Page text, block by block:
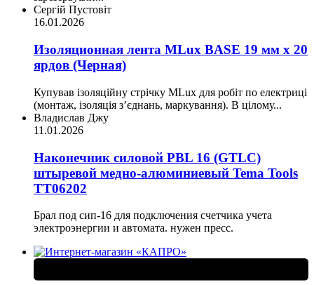
Сергій Пустовіт
16.01.2026
Изоляционная лента MLux BASE 19 мм х 20
ярдов (Черная)
Купував ізоляційну стрічку MLux для робіт по електриці
(монтаж, ізоляція з’єднань, маркування). В цілому...
Владислав Джу
11.01.2026
Наконечник силовой PBL 16 (GTLC)
штыревой медно-алюминиевый Tema Tools
ТТ06202
Брал под сип-16 для подключения счетчика учета
электроэнергии и автомата. нужен пресс.